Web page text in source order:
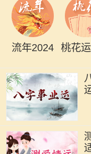
流年2024 桃花